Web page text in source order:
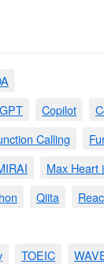
Copilot
Calling
Max Heart
Qiita
TOEIC